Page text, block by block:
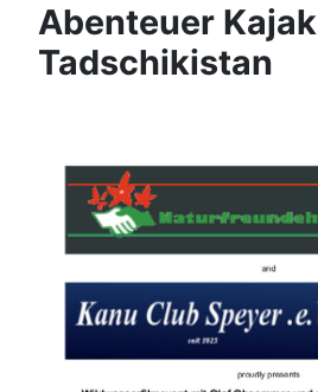
Abenteuer Kajak
Tadschikistan